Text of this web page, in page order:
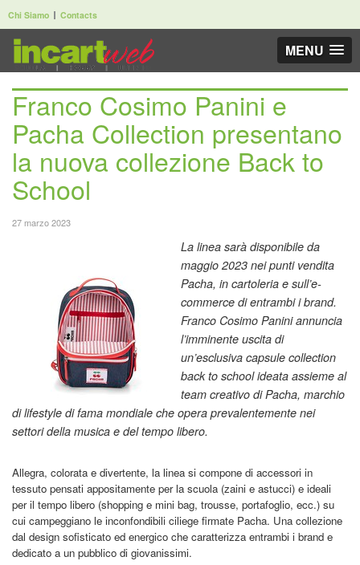
Chi Siamo Contacts
MENU
Franco Cosimo Panini e
Pacha Collection presentano
la nuova collezione Back to
School
27 marzo 2023
La linea sarà disponibile da
maggio 2023 nei punti vendita
Pacha, in cartoleria e sull’e-
commerce di entrambi i brand.
Franco Cosimo Panini annuncia
l’imminente uscita di
un’esclusiva capsule collection
back to school ideata assieme al
team creativo di Pacha, marchio
di lifestyle di fama mondiale che opera prevalentemente nei
settori della musica e del tempo libero.
Allegra, colorata e divertente, la linea si compone di accessori in
tessuto pensati appositamente per la scuola (zaini e astucci) e ideali
per il tempo libero (shopping e mini bag, trousse, portafoglio, ecc.) su
cui campeggiano le inconfondibili ciliege firmate Pacha. Una collezione
dal design sofisticato ed energico che caratterizza entrambi i brand e
dedicato a un pubblico di giovanissimi.